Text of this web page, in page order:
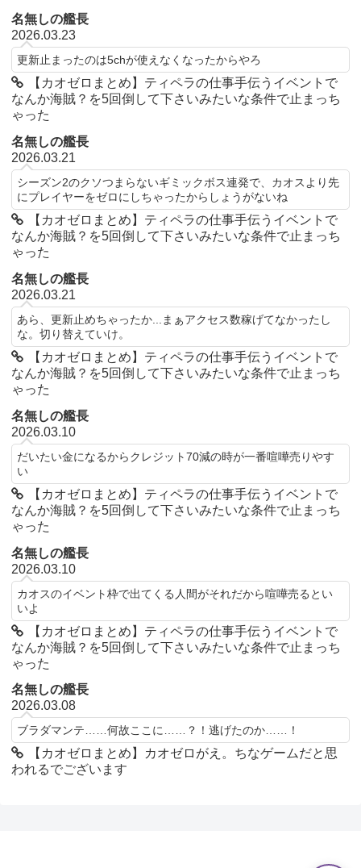
名無しの艦長
2026.03.23
更新止まったのは5chが使えなくなったからやろ
【カオゼロまとめ】ティペラの仕事手伝うイベントで
なんか海賊？を5回倒して下さいみたいな条件で止まっち
ゃった
名無しの艦長
2026.03.21
シーズン2のクソつまらないギミックボス連発で、カオスより先
にプレイヤーをゼロにしちゃったからしょうがないね
【カオゼロまとめ】ティペラの仕事手伝うイベントで
なんか海賊？を5回倒して下さいみたいな条件で止まっち
ゃった
名無しの艦長
2026.03.21
あら、更新止めちゃったか...まぁアクセス数稼げてなかったし
な。切り替えていけ。
【カオゼロまとめ】ティペラの仕事手伝うイベントで
なんか海賊？を5回倒して下さいみたいな条件で止まっち
ゃった
名無しの艦長
2026.03.10
だいたい金になるからクレジット70減の時が一番喧嘩売りやす
い
【カオゼロまとめ】ティペラの仕事手伝うイベントで
なんか海賊？を5回倒して下さいみたいな条件で止まっち
ゃった
名無しの艦長
2026.03.10
カオスのイベント枠で出てくる人間がそれだから喧嘩売るとい
いよ
【カオゼロまとめ】ティペラの仕事手伝うイベントで
なんか海賊？を5回倒して下さいみたいな条件で止まっち
ゃった
名無しの艦長
2026.03.08
ブラダマンテ……何故ここに……？！逃げたのか……！
【カオゼロまとめ】カオゼロがえ。ちなゲームだと思
われるでございます